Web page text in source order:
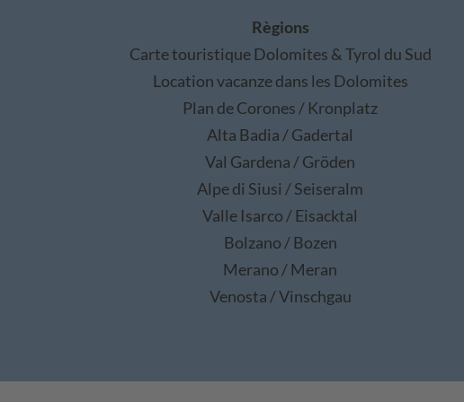
Règions
Carte touristique Dolomites & Tyrol du Sud
Location vacanze dans les Dolomites
Plan de Corones / Kronplatz
Alta Badia / Gadertal
Val Gardena / Gröden
Alpe di Siusi / Seiseralm
Valle Isarco / Eisacktal
Bolzano / Bozen
Merano / Meran
Venosta / Vinschgau